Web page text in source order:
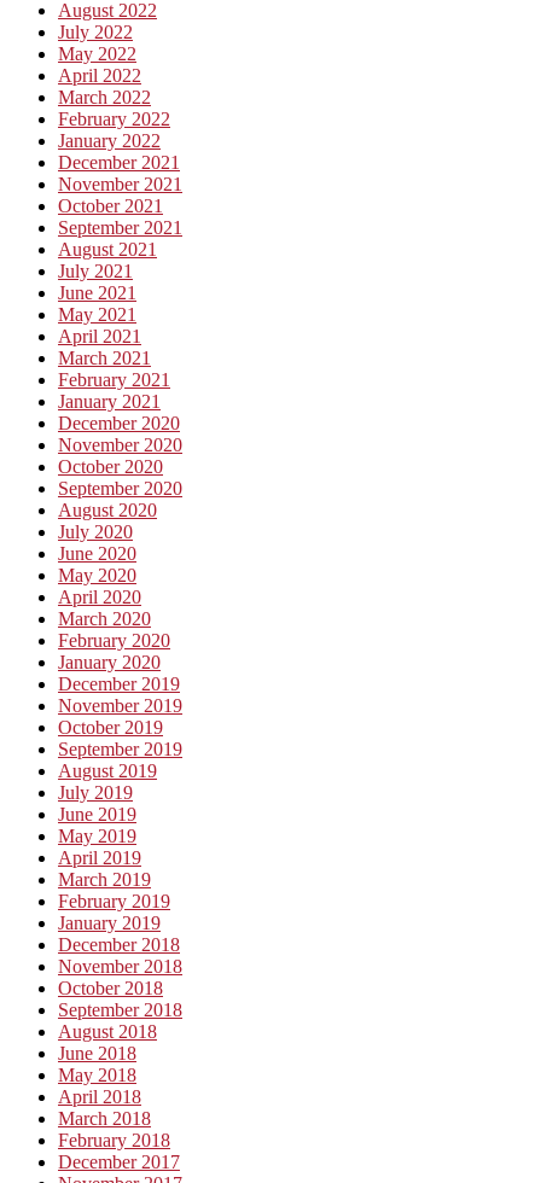
August 2022
July 2022
May 2022
April 2022
March 2022
February 2022
January 2022
December 2021
November 2021
October 2021
September 2021
August 2021
July 2021
June 2021
May 2021
April 2021
March 2021
February 2021
January 2021
December 2020
November 2020
October 2020
September 2020
August 2020
July 2020
June 2020
May 2020
April 2020
March 2020
February 2020
January 2020
December 2019
November 2019
October 2019
September 2019
August 2019
July 2019
June 2019
May 2019
April 2019
March 2019
February 2019
January 2019
December 2018
November 2018
October 2018
September 2018
August 2018
June 2018
May 2018
April 2018
March 2018
February 2018
December 2017